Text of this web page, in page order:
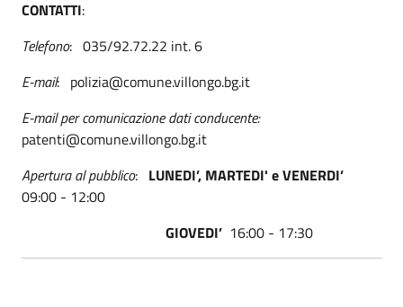
CONTATTI:
Telefono: 035/92.72.22 int. 6
E-mail: polizia@comune.villongo.bg.it
E-mail per comunicazione dati conducente:
patenti@comune.villongo.bg.it
Apertura al pubblico: LUNEDI’, MARTEDI' e VENERDI’
09:00 - 12:00
GIOVEDI’ 16:00 - 17:30